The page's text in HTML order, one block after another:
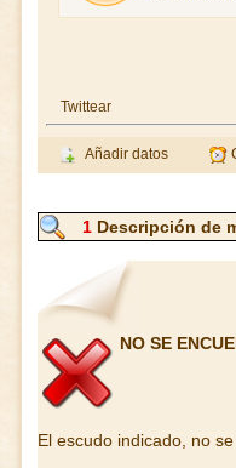
Twittear
Añadir datos
1 Descripción de
NO SE
El escudo indicado, no